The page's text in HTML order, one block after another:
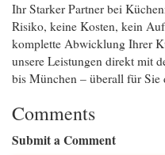
Ihr Starker Partner bei
Risiko, keine Kosten, kein
komplette Abwicklung Ihrer
unsere Leistungen direkt mit
bis München – überall für Sie
Comments
Submit a Comment